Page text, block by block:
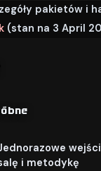
pakietów i
(stan na 3 April
i metodykę